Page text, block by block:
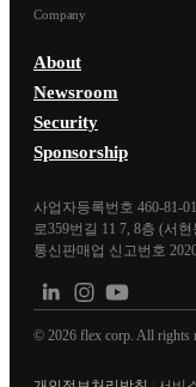
Company
About
Newsroom
Security
Sponsorship
사업자등록번호 460-81-
로359번길 11 7, 8층 (서
통신판매업 신고번호
© 2026 flex corp. All rights